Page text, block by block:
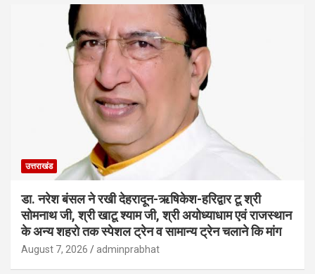
उत्तराखंड
डा. नरेश बंसल ने रखी देहरादून-ऋषिकेश-हरिद्वार टू श्री
सोमनाथ जी, श्री खाटू श्याम जी, श्री अयोध्याधाम एवं राजस्थान
के अन्य शहरो तक स्पेशल ट्रेन व सामान्य ट्रेन चलाने कि मांग
August 7, 2026 adminprabhat